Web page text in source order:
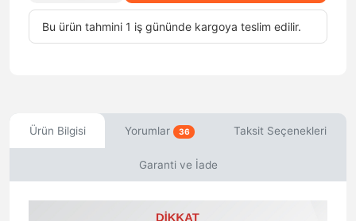
Bu ürün tahmini 1 iş gününde kargoya teslim edilir.
Ürün Bilgisi Yorumlar 36 Taksit Seçenekleri
Garanti ve İade